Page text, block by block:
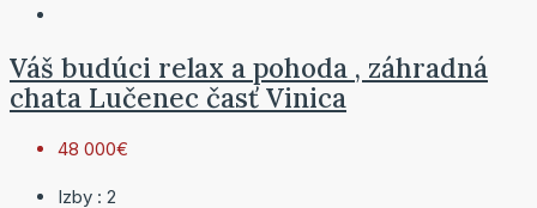
Váš budúci relax a pohoda , záhradná
chata Lučenec časť Vinica
48 000€
Izby : 2